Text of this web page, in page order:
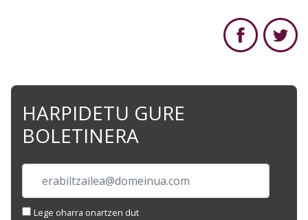
HARPIDETU GURE
BOLETINERA
Lege oharra onartzen dut